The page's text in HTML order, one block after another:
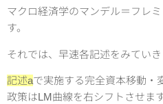
マクロ経済学のマンデル＝フレ
す。
それでは、早速各記述をみていき
記述aで実施する完全資本移動・
政策はLM曲線を右シフトさせま